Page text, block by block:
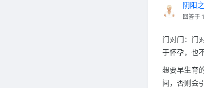
阴阳
回答于
门对门：门
于怀孕，也
想要早生育
间，否则会